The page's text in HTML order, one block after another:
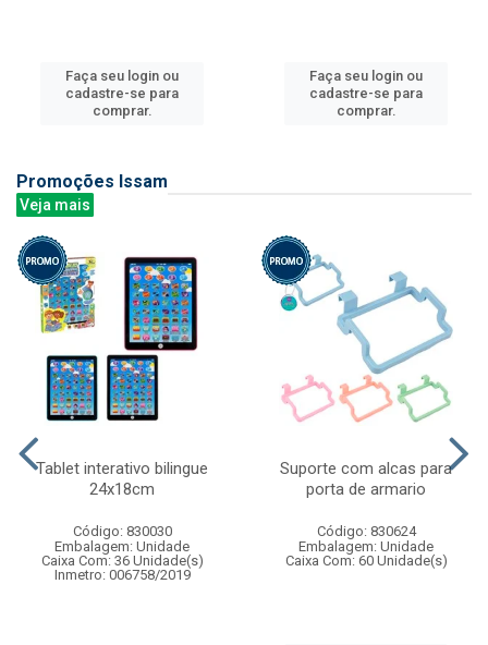
Faça seu login ou
cadastre-se para
comprar.
Faça seu login ou
cadastre-se para
comprar.
Promoções Issam
Veja mais
Tablet interativo bilingue
24x18cm
Código: 830030
Embalagem: Unidade
Caixa Com: 36 Unidade(s)
Inmetro: 006758/2019
Suporte com alcas para
porta de armario
Código: 830624
Embalagem: Unidade
Caixa Com: 60 Unidade(s)